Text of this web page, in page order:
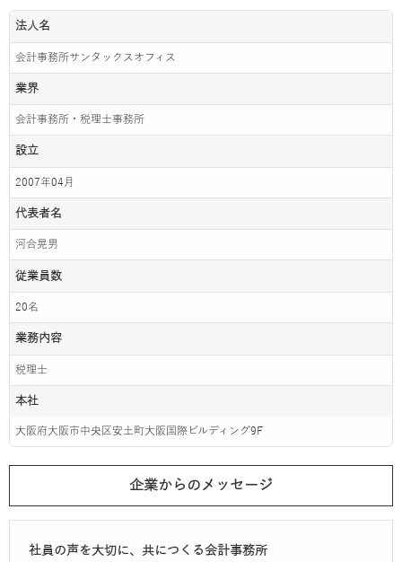
法人名
会計事務所サンタックスオフィス
業界
会計事務所・税理士事務所
設立
2007年04月
代表者名
河合晃男
従業員数
20名
業務内容
税理士
本社
大阪府大阪市中央区安土町大阪国際ビルディング9F
企業からのメッセージ
社員の声を大切に、共につくる会計事務所